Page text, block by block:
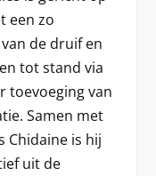
een zo
de druif en
tot stand via
toevoeging van
Samen met
Chidaine is hij
uit de